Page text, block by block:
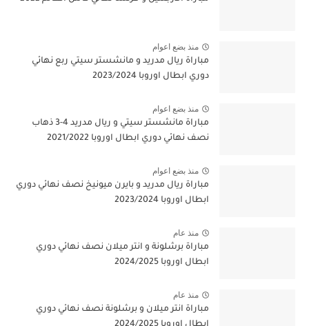
منذ بضع اعوام
مباراة ريال مدريد و مانشستر سيتي ربع نهائي
دوري ابطال اوروبا 2023/2024
منذ بضع اعوام
مباراة مانشستر سيتي و ريال مدريد 4-3 ذهاب
نصف نهائي دوري ابطال اوروبا 2021/2022
منذ بضع اعوام
مباراة ريال مدريد و بايرن ميونيخ نصف نهائي دوري
ابطال اوروبا 2023/2024
منذ عام
مباراة برشلونة و انتر ميلان نصف نهائي دوري
ابطال اوروبا 2024/2025
منذ عام
مباراة انتر ميلان و برشلونة نصف نهائي دوري